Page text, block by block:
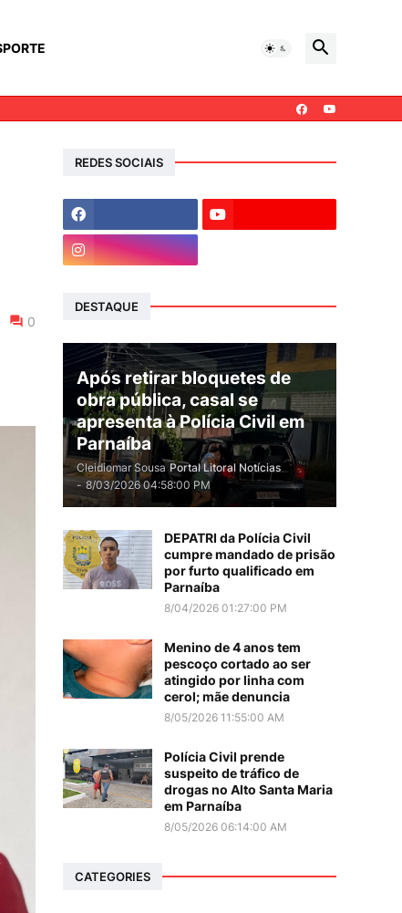
0
REDES SOCIAIS
DESTAQUE
Após retirar bloquetes de
obra pública, casal se
apresenta à Polícia Civil em
Parnaíba
Cleidiomar Sousa Portal Litoral Notícias
- 8/03/2026 04:58:00 PM
DEPATRI da Polícia Civil
cumpre mandado de prisão
por furto qualificado em
Parnaíba
8/04/2026 01:27:00 PM
Menino de 4 anos tem
pescoço cortado ao ser
atingido por linha com
cerol; mãe denuncia
8/05/2026 11:55:00 AM
Polícia Civil prende
suspeito de tráfico de
drogas no Alto Santa Maria
em Parnaíba
8/05/2026 06:14:00 AM
CATEGORIES